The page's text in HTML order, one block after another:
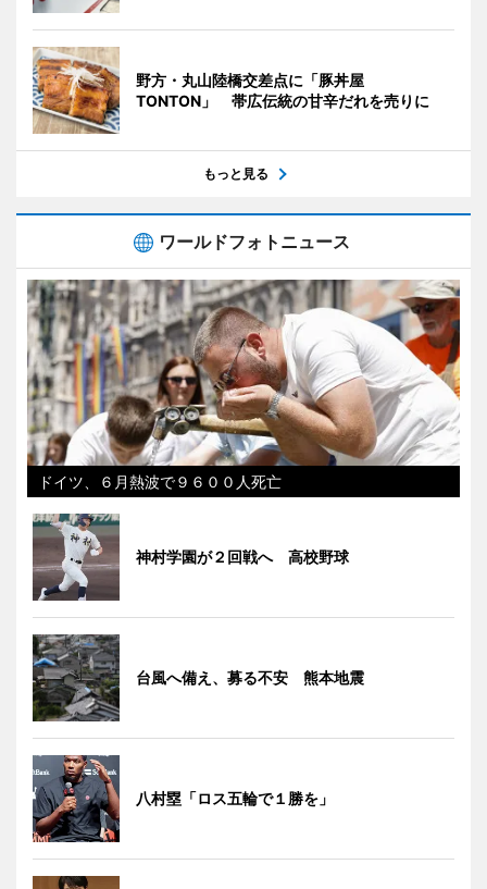
野方・丸山陸橋交差点に「豚丼屋
TONTON」 帯広伝統の甘辛だれを売りに
もっと見る
ワールドフォトニュース
ドイツ、６月熱波で９６００人死亡
神村学園が２回戦へ 高校野球
台風へ備え、募る不安 熊本地震
八村塁「ロス五輪で１勝を」